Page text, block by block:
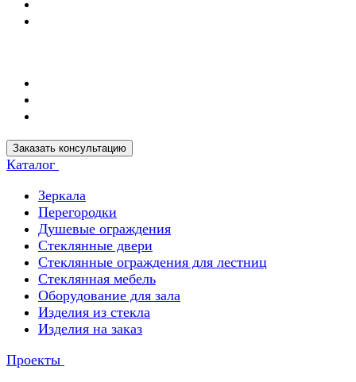
Заказать консультацию
Каталог
Зеркала
Перегородки
Душевые ограждения
Стеклянные двери
Стеклянные ограждения для лестниц
Стеклянная мебель
Оборудование для зала
Изделия из стекла
Изделия на заказ
Проекты